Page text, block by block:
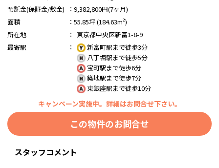
預託金(保証金/敷金)
： 9,382,800円(7ヶ月)
面積
： 55.85坪 (184.63m²)
所在地
：
東京都中央区新富1-8-9
最寄駅
：
新富町駅まで徒歩3分
八丁堀駅まで徒歩5分
宝町駅まで徒歩6分
築地駅まで徒歩7分
東銀座駅まで徒歩10分
キャンペーン実施中。詳細はお問合せ下さい。
この物件のお問合せ
スタッフコメント